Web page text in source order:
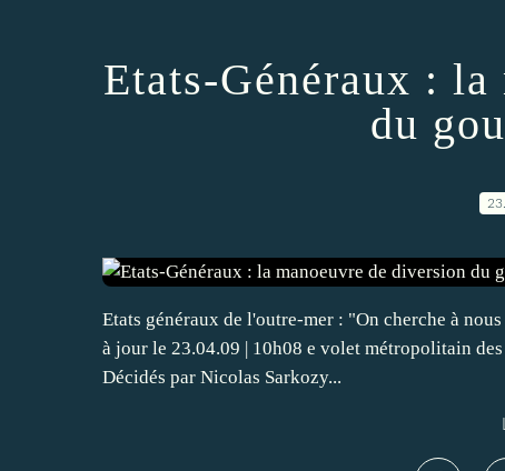
Etats-Généraux :
du
Etats généraux de l'outre-mer : "On cherche à
à jour le 23.04.09 | 10h08 e volet métropolitain
Décidés par Nicolas Sarkozy...